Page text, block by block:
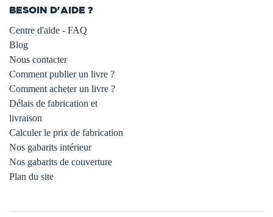
BESOIN D'AIDE ?
Centre d'aide - FAQ
Blog
Nous contacter
Comment publier un livre ?
Comment acheter un livre ?
Délais de fabrication et
livraison
Calculer le prix de fabrication
Nos gabarits intérieur
Nos gabarits de couverture
Plan du site